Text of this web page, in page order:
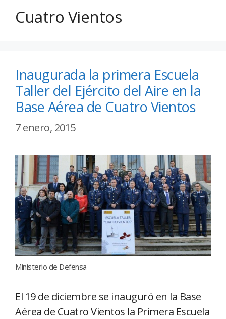
Cuatro Vientos
Inaugurada la primera Escuela
Taller del Ejército del Aire en la
Base Aérea de Cuatro Vientos
7 enero, 2015
Ministerio de Defensa
El 19 de diciembre se inauguró en la Base
Aérea de Cuatro Vientos la Primera Escuela